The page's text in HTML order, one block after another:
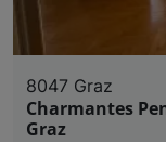
8047 Graz
Charmantes
Graz